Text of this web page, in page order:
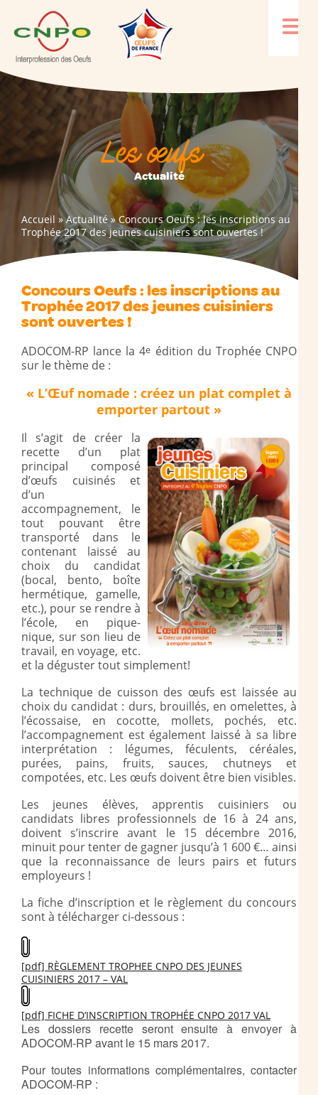
Les œufs
Actualité
Accueil »Actualité»Concours Oeufs : les inscriptions au
Trophée 2017 des jeunes cuisiniers sont ouvertes !
Concours Oeufs : les inscriptions au
Trophée 2017 des jeunes cuisiniers
sont ouvertes !
ADOCOM-RP lance la 4e édition du Trophée CNPO
sur le thème de :
« L’Œuf nomade : créez un plat complet à
emporter partout »
Il s’agit de créer la
recette d’un plat
principal composé
d’œufs cuisinés et
d’un
accompagnement, le
tout pouvant être
transporté dans le
contenant laissé au
choix du candidat
(bocal, bento, boîte
hermétique, gamelle,
etc.), pour se rendre à
l’école, en pique-
nique, sur son lieu de
travail, en voyage, etc.
et la déguster tout simplement!
La technique de cuisson des œufs est laissée au
choix du candidat : durs, brouillés, en omelettes, à
l’écossaise, en cocotte, mollets, pochés, etc.
l’accompagnement est également laissé à sa libre
interprétation : légumes, féculents, céréales,
purées, pains, fruits, sauces, chutneys et
compotées, etc. Les œufs doivent être bien visibles.
Les jeunes élèves, apprentis cuisiniers ou
candidats libres professionnels de 16 à 24 ans,
doivent s’inscrire avant le 15 décembre 2016,
minuit pour tenter de gagner jusqu’à 1 600 €… ainsi
que la reconnaissance de leurs pairs et futurs
employeurs !
La fiche d’inscription et le règlement du concours
sont à télécharger ci-dessous :
[pdf] RÈGLEMENT TROPHEE CNPO DES JEUNES
CUISINIERS 2017 – VAL
[pdf] FICHE D’INSCRIPTION TROPHÉE CNPO 2017 VAL
Les dossiers recette seront ensuite à envoyer à
ADOCOM-RP avant le 15 mars 2017.
Pour toutes informations complémentaires, contacter
ADOCOM-RP :